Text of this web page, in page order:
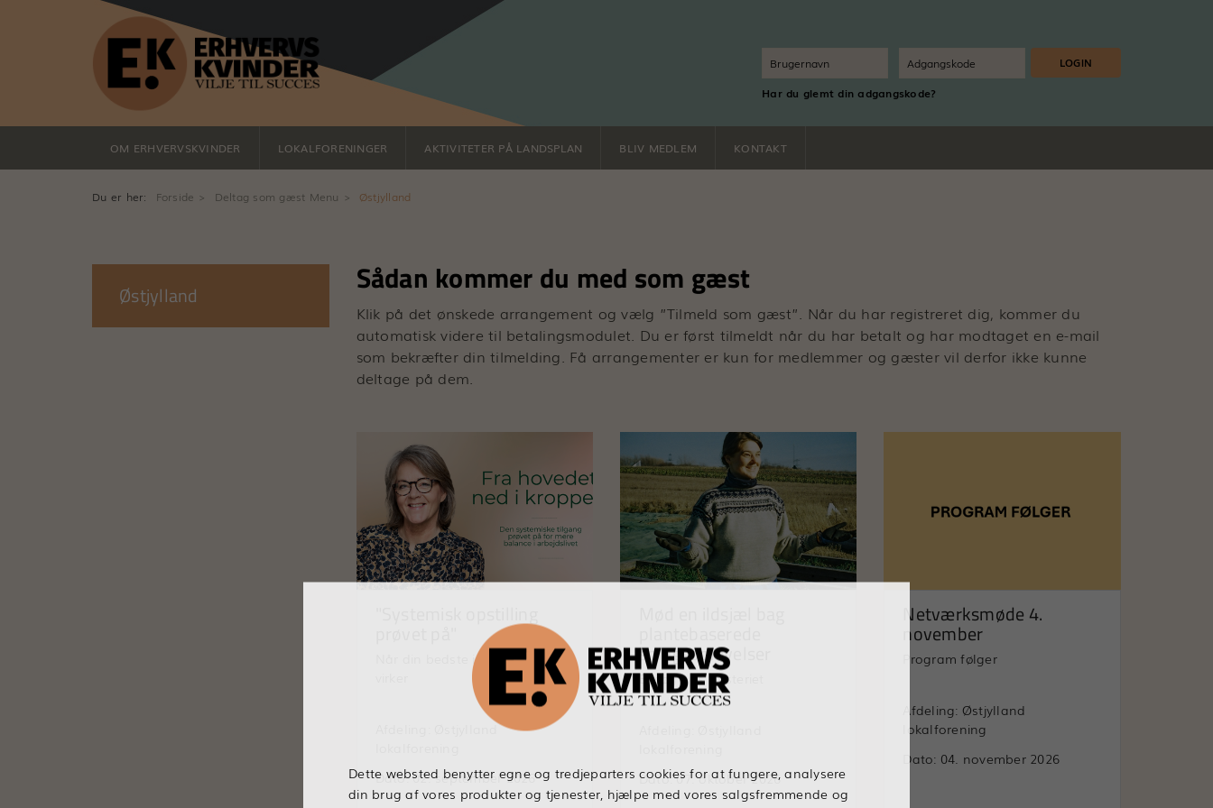
Har du glemt din adgangskode?
OM ERHVERVSKVINDER LOKALFORENINGER AKTIVITETER PÅ LANDSPLAN BLIV MEDLEM KONTAKT
Du er her: Forside Deltag som gæst Menu Østjylland
Østjylland Sådan kommer du med som gæst
Klik på det ønskede arrangement og vælg ”Tilmeld som gæst”. Når du har registreret dig, kommer du
automatisk videre til betalingsmodulet. Du er først tilmeldt når du har betalt og har modtaget en e-mail
som bekræfter din tilmelding. Få arrangementer er kun for medlemmer og gæster vil derfor ikke kunne
deltage på dem.
Når din bedste indsats ikke
Afdeling: Østjylland
Dato: 02. september 2026
smagsoplevelser
Besøg hos Høsteriet
Dato: 07. oktober 2026
Netværksmøde 4.
november
Program følger
Afdeling: Østjylland
lokalforening
Dato: 04. november 2026
Dette websted benytter egne og tredjeparters cookies for at fungere, analysere
din brug af vores produkter og tjenester, hjælpe med vores salgsfremmende og